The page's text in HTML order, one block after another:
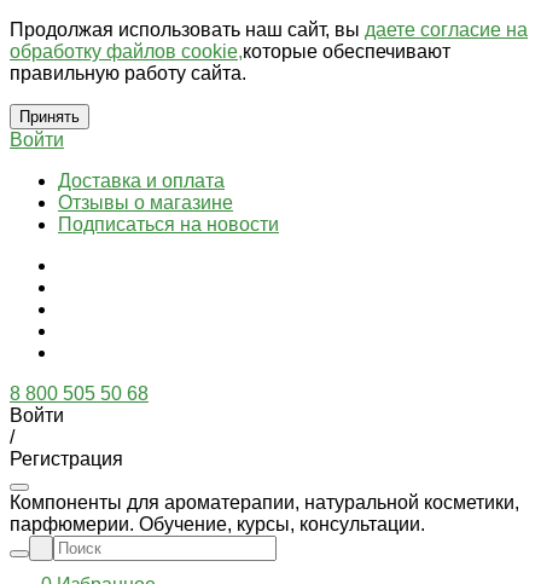
Продолжая использовать наш сайт, вы даете согласие на
обработку файлов cookie,которые обеспечивают
правильную работу сайта.
Принять
Войти
Доставка и оплата
Отзывы о магазине
Подписаться на новости
8 800 505 50 68
Войти
/
Регистрация
Компоненты для ароматерапии, натуральной косметики,
парфюмерии. Обучение, курсы, консультации.